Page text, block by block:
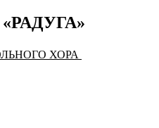
ХОРА